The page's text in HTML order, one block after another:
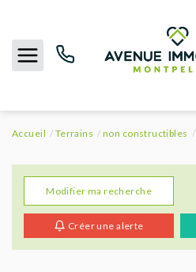
ACHETER
LOUER
Accueil Terrains non constructibles
Modifier ma recherche
Créer une alerte